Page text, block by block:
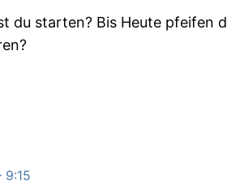
du starten? Bis Heute pfeifen
9:15